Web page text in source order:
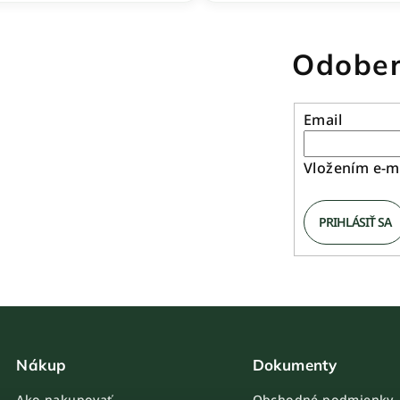
Email
Vložením e-
PRIHLÁSIŤ SA
Nákup Dokumenty